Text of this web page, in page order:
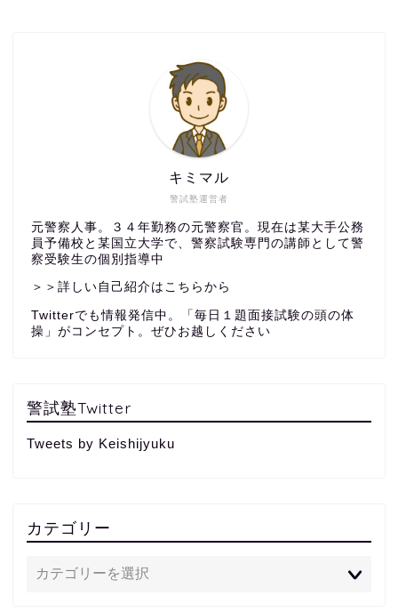
警試塾運営者
キミマル
元警察人事。３４年勤務の元警察官。現在は某大手公務
員予備校と某国立大学で、警察試験専門の講師として警
察受験生の個別指導中
＞＞詳しい自己紹介はこちらから
Twitterでも情報発信中。「毎日１題面接試験の頭の体
操」がコンセプト。ぜひお越しください
警試塾Twitter
Tweets by Keishijyuku
カテゴリー